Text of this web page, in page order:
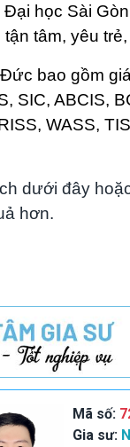
học Sài
tâm, yêu
bao gồm
SIC, ABCIS,
WASS,
dưới đây
hơn.
Mã số:
Gia sư: